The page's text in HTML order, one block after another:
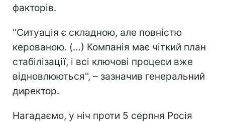
факторів.
''Ситуація є складною, але повністю
керованою. (…) Компанія має чіткий план
стабілізації, і всі ключові процеси вже
відновлюються'', – зазначив генеральний
директор.
Нагадаємо, у ніч проти 5 серпня Росія